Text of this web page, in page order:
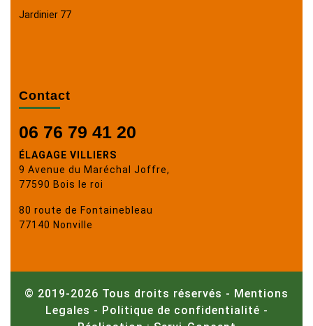
Jardinier 77
Contact
06 76 79 41 20
ÉLAGAGE VILLIERS
9 Avenue du Maréchal Joffre,
77590 Bois le roi
80 route de Fontainebleau
77140 Nonville
© 2019-2026 Tous droits réservés - Mentions
Legales - Politique de confidentialité -